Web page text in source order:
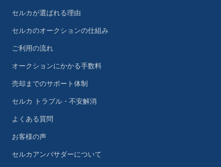
セルカが選ばれる理由
セルカのオークションの仕組み
ご利用の流れ
オークションにかかる手数料
売却までのサポート体制
セルカ トラブル・不安解消
よくある質問
お客様の声
セルカアンバサダーについて